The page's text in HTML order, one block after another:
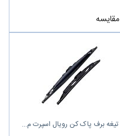
مقایسه
تیغه برف پاک‌ کن رویال اسپرت م